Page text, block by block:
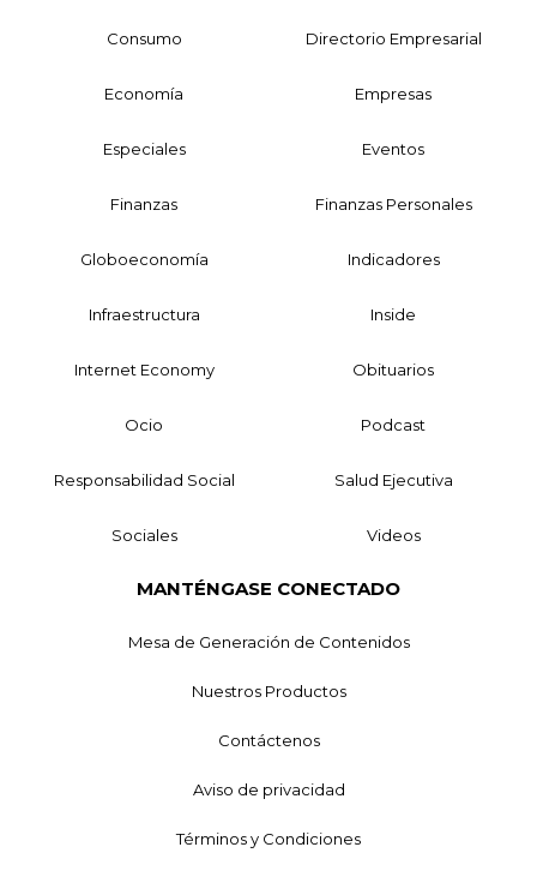
Consumo Directorio Empresarial
Economía Empresas
Especiales Eventos
Finanzas Finanzas Personales
Globoeconomía Indicadores
Infraestructura Inside
Internet Economy Obituarios
Ocio Podcast
Responsabilidad Social Salud Ejecutiva
Sociales Videos
MANTÉNGASE CONECTADO
Mesa de Generación de Contenidos
Nuestros Productos
Contáctenos
Aviso de privacidad
Términos y Condiciones